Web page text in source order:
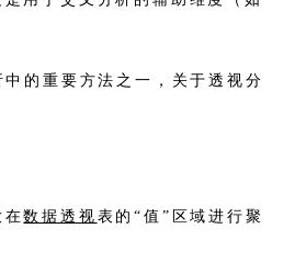
的重要方法之一，关于透视分
在数据透视 表的“值”区域进行聚